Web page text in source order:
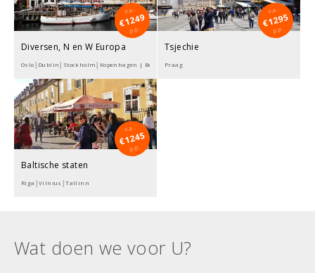
v.a.
€1249
p.p.
Diversen, N en W Europa
Oslo│Dublin│Stockholm│Kopenhagen | Bergen | Londen
v.a.
€1295
p.p.
Tsjechie
Praag
v.a.
€1245
p.p.
Baltische staten
Riga│Vilnius│Tallinn
Wat doen we voor U?